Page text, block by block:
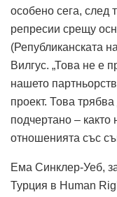
особено сега, след
репресии срещу
(Републиканската
Вилгус. „Това не е
нашето
проект. Това
подчертано –
отношенията със
Ема Синклер-Уеб,
Турция в Human